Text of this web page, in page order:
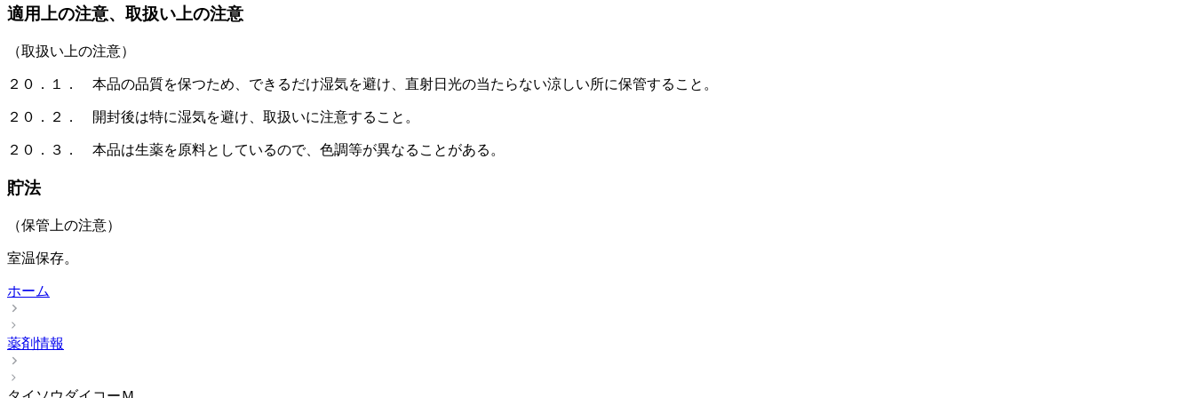
適用上の注意、取扱い上の注意
（取扱い上の注意）
２０．１． 本品の品質を保つため、できるだけ湿気を避け、直射日光の当たらない涼しい所に保管すること。
２０．２． 開封後は特に湿気を避け、取扱いに注意すること。
２０．３． 本品は生薬を原料としているので、色調等が異なることがある。
貯法
（保管上の注意）
室温保存。
ホーム
薬剤情報